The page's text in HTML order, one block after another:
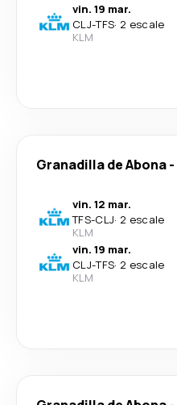
vin. 19 mar.
CLJ-TFS· 2 escale
KLM
Granadilla de Abona-
vin. 12 mar.
TFS-CLJ· 2 escale
KLM
vin. 19 mar.
CLJ-TFS· 2 escale
KLM